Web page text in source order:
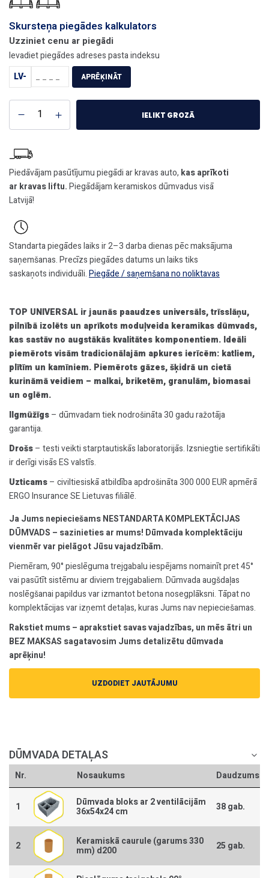
Skursteņa piegādes kalkulators
Uzziniet cenu ar piegādi
Ievadiet piegādes adreses pasta indeksu
LV-
APRĒĶINĀT
IELIKT GROZĀ
Piedāvājam pasūtījumu piegādi ar kravas auto, kas aprīkoti
ar kravas liftu.Piegādājam keramiskos dūmvadus visā
Latvijā!
Standarta piegādes laiks ir 2–3 darba dienas pēc maksājuma
saņemšanas. Precīzs piegādes datums un laiks tiks
saskaņots individuāli.Piegāde / saņemšana no noliktavas
TOP UNIVERSAL ir jaunās paaudzes universāls, trīsslāņu,
pilnībā izolēts un aprīkots moduļveida keramikas dūmvads,
kas sastāv no augstākās kvalitātes komponentiem. Ideāli
piemērots visām tradicionālajām apkures ierīcēm: katliem,
plītīm un kamīniem. Piemērots gāzes, šķidrā un cietā
kurināmā veidiem – malkai, briketēm, granulām, biomasai
un oglēm.
Ilgmūžīgs– dūmvadam tiek nodrošināta 30 gadu ražotāja
garantija.
Drošs– testi veikti starptautiskās laboratorijās. Izsniegtie sertifikāti
ir derīgi visās ES valstīs.
Uzticams– civiltiesiskā atbildība apdrošināta 300 000 EUR apmērā
ERGO Insurance SE Lietuvas filiālē.
Ja Jums nepieciešams NESTANDARTA KOMPLEKTĀCIJAS
DŪMVADS – sazinieties ar mums! Dūmvada komplektāciju
vienmēr var pielāgot Jūsu vajadzībām.
Piemēram, 90° pieslēguma trejgabalu iespējams nomainīt pret 45°
vai pasūtīt sistēmu ar diviem trejgabaliem. Dūmvada augšdaļas
noslēgšanai papildus var izmantot betona nosegplāksni. Tāpat no
komplektācijas var izņemt detaļas, kuras Jums nav nepieciešamas.
Rakstiet mums – aprakstiet savas vajadzības, un mēs ātri un
BEZ MAKSAS sagatavosim Jums detalizētu dūmvada
aprēķinu!
UZDODIET JAUTĀJUMU
DŪMVADA DETAĻAS
Nr. Nosaukums Daudzums
1 Dūmvada bloks ar 2 ventilācijām
36x54x24 cm 38 gab.
2 Keramiskā caurule (garums 330
mm) d200 25 gab.